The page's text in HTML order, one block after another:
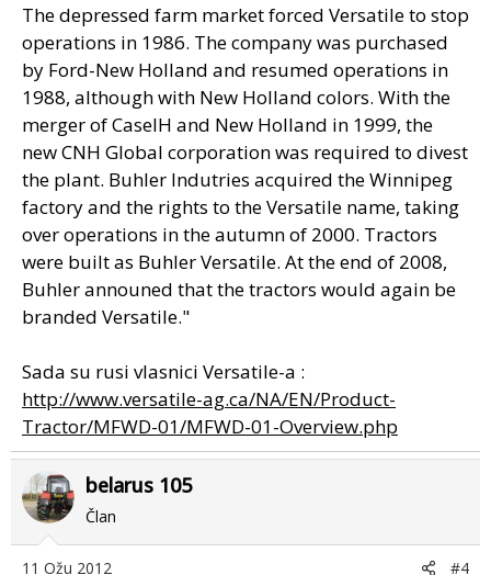
The depressed farm market forced Versatile to stop
operations in 1986. The company was purchased
by Ford-New Holland and resumed operations in
1988, although with New Holland colors. With the
merger of CaseIH and New Holland in 1999, the
new CNH Global corporation was required to divest
the plant. Buhler Indutries acquired the Winnipeg
factory and the rights to the Versatile name, taking
over operations in the autumn of 2000. Tractors
were built as Buhler Versatile. At the end of 2008,
Buhler announed that the tractors would again be
branded Versatile."
Sada su rusi vlasnici Versatile-a :
http://www.versatile-ag.ca/NA/EN/Product-
Tractor/MFWD-01/MFWD-01-Overview.php
belarus 105
Član
11 Ožu 2012 #4